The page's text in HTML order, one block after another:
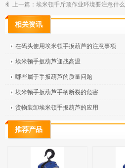
上一篇： 埃米顿千斤顶作业环境要注意什么
相关资讯
在码头使用埃米顿手扳葫芦的注意事项
埃米顿手扳葫芦迎战高温
哪些属于手扳葫芦的质量问题
埃米顿手扳葫芦手柄断裂的危害
货物装卸埃米顿手扳葫芦的应用
推荐产品